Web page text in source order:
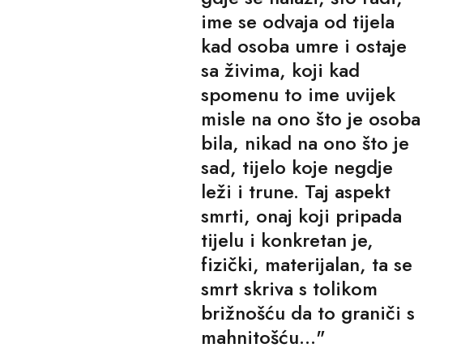
ime se odvaja od tijela
kad osoba umre i ostaje
sa živima, koji kad
spomenu to ime uvijek
misle na ono što je osoba
bila, nikad na ono što je
sad, tijelo koje negdje
leži i trune. Taj aspekt
smrti, onaj koji pripada
tijelu i konkretan je,
fizički, materijalan, ta se
smrt skriva s tolikom
brižnošću da to graniči s
mahnitošću..."